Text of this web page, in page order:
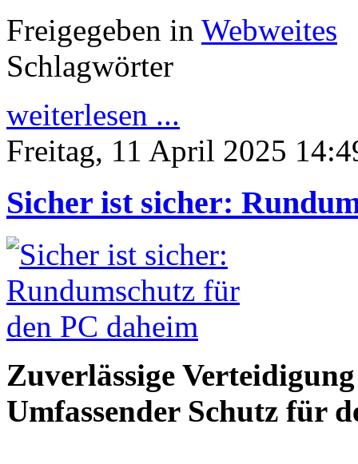
Freigegeben in Webweites
Schlagwörter
weiterlesen ...
Freitag, 11 April 2025
Sicher ist sicher:
Zuverlässige
Umfassender Schutz für